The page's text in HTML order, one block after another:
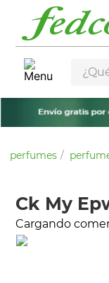
¿Qué
perfumes
Ck My
Cargando